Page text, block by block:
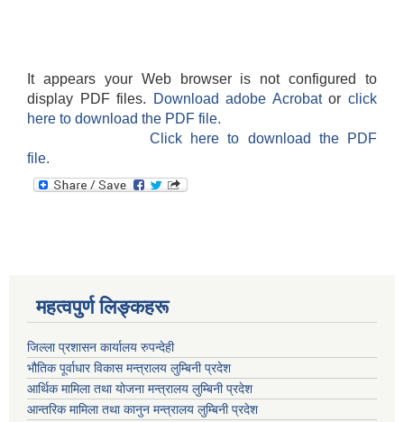
It appears your Web browser is not configured to
display PDF files.
Download adobe Acrobatorclick
here to download the PDF file.
Click here to download the PDF
file.
महत्वपुर्ण लिङ्कहरू
जिल्ला प्रशासन कार्यालय रुपन्देही
भौतिक पूर्वाधार विकास मन्त्रालय लुम्बिनी प्रदेश
आर्थिक मामिला तथा योजना मन्त्रालय लुम्बिनी प्रदेश
आन्तरिक मामिला तथा कानुन मन्त्रालय लुम्बिनी प्रदेश